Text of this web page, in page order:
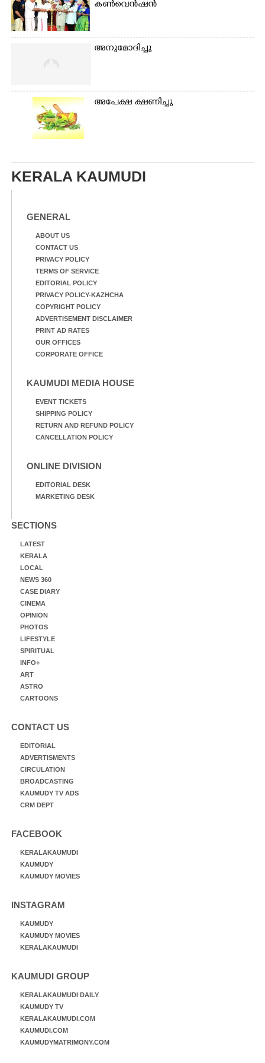
കൺവെൻഷൻ
അനുമോദിച്ചു
അപേക്ഷ ക്ഷണിച്ചു
KERALA KAUMUDI
GENERAL
ABOUT US
CONTACT US
PRIVACY POLICY
TERMS OF SERVICE
EDITORIAL POLICY
PRIVACY POLICY-KAZHCHA
COPYRIGHT POLICY
ADVERTISEMENT DISCLAIMER
PRINT AD RATES
OUR OFFICES
CORPORATE OFFICE
KAUMUDI MEDIA HOUSE
EVENT TICKETS
SHIPPING POLICY
RETURN AND REFUND POLICY
CANCELLATION POLICY
ONLINE DIVISION
EDITORIAL DESK
MARKETING DESK
SECTIONS
LATEST
KERALA
LOCAL
NEWS 360
CASE DIARY
CINEMA
OPINION
PHOTOS
LIFESTYLE
SPIRITUAL
INFO+
ART
ASTRO
CARTOONS
CONTACT US
EDITORIAL
ADVERTISMENTS
CIRCULATION
BROADCASTING
KAUMUDY TV ADS
CRM DEPT
FACEBOOK
KERALAKAUMUDI
KAUMUDY
KAUMUDY MOVIES
INSTAGRAM
KAUMUDY
KAUMUDY MOVIES
KERALAKAUMUDI
KAUMUDI GROUP
KERALAKAUMUDI DAILY
KAUMUDY TV
KERALAKAUMUDI.COM
KAUMUDI.COM
KAUMUDYMATRIMONY.COM